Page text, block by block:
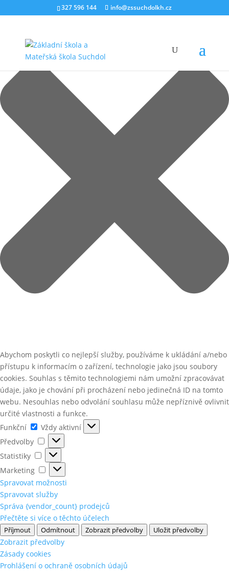
Spravovat Souhlas
Abychom poskytli co nejlepší služby, používáme k ukládání a/nebo
přístupu k informacím o zařízení, technologie jako jsou soubory
cookies. Souhlas s těmito technologiemi nám umožní zpracovávat
údaje, jako je chování při procházení nebo jedinečná ID na tomto
webu. Nesouhlas nebo odvolání souhlasu může nepříznivě ovlivnit
určité vlastnosti a funkce.
Funkční
Funkční
Vždy aktivní
Předvolby
Předvolby
Statistiky
Statistiky
Marketing
Marketing
Spravovat možnosti
Spravovat služby
Správa {vendor_count} prodejců
Přečtěte si více o těchto účelech
Příjmout Odmítnout Zobrazit předvolby Uložit předvolby
Zobrazit předvolby
Zásady cookies
Prohlášení o ochraně osobních údajů
327 596 144 info@zssuchdolkh.cz